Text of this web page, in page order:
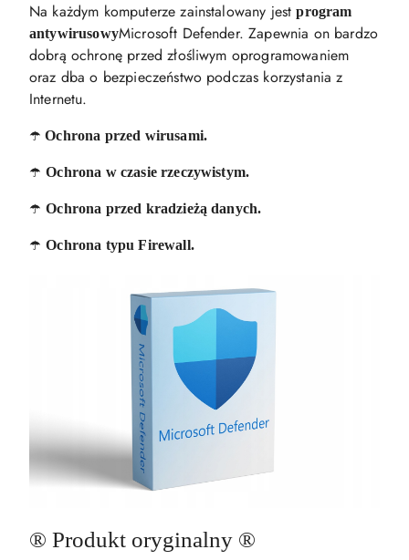
Na każdym komputerze zainstalowany jestprogram
antywirusowyMicrosoft Defender. Zapewnia on bardzo
dobrą ochronę przed złośliwym oprogramowaniem
oraz dba o bezpieczeństwo podczas korzystania z
Internetu.
☂️ Ochrona przed wirusami.
☂️Ochrona w czasie rzeczywistym.
☂️Ochrona przed kradzieżą danych.
☂️Ochrona typu Firewall.
®️ Produkt oryginalny ®️